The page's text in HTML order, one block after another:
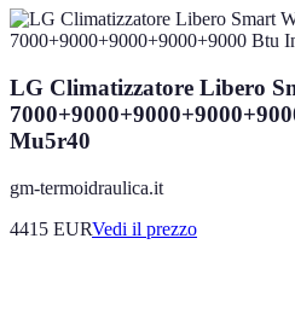
LG Climatizzatore Libero
Mu5r40
gm-termoidraulica.it
4415 EURVedi il prezzo